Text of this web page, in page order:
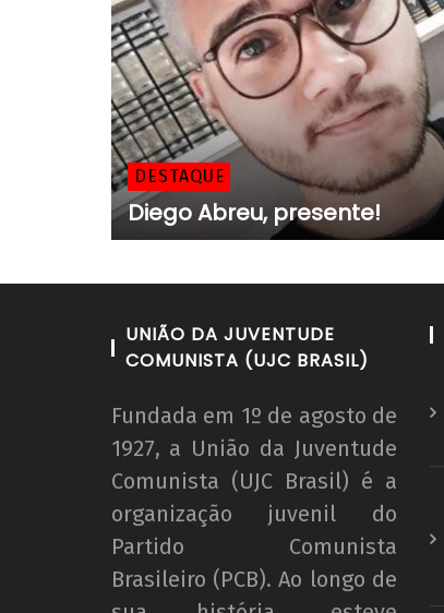
DESTAQUE
Diego Abreu, presente!
UNIÃO DA JUVENTUDE
COMUNISTA (UJC BRASIL)
Fundada em 1º de agosto de
1927, a União da Juventude
Comunista (UJC Brasil) é a
organização juvenil do
Partido Comunista
Brasileiro (PCB). Ao longo de